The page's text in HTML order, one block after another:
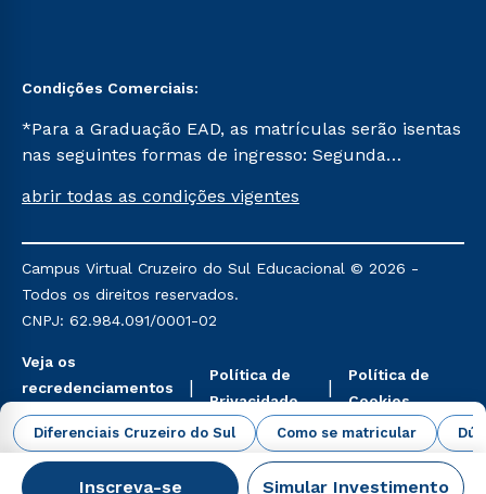
Diferenciais Cruzeiro do Sul Como se matricular
Inscreva-se Simular Investimento
Condições Comerciais:
*Para a Graduação EAD, as matrículas serão isentas
nas seguintes formas de ingresso: Segunda
Já para as demais, a taxa de matrícula será de R$
mencionadas são referentes aos cursos: Ensino
Religioso, Geografia para a Docência e Metodologia
do Ensino de História: Questões Atuais.
abrir todas as condições vigentes
Campus Virtual Cruzeiro do Sul Educacional © 2026 -
Todos os direitos reservados.
CNPJ: 62.984.091/0001-02
Veja os
recredenciamentos
aqui
Política de
Privacidade
Política de
Cookies